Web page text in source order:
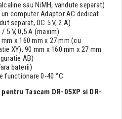
sau NiMH, vandute separat)
un computer Adaptor AC dedicat
separat, DC 5 V, 2 A)
5 V, 0,5 A (maxim)
x 160 mm x 27 mm (cu
XY), 90 mm x 160 mm x 27 mm
AB)
baterii)
functionare 0-40 °C
Tascam DR-05XP si DR-